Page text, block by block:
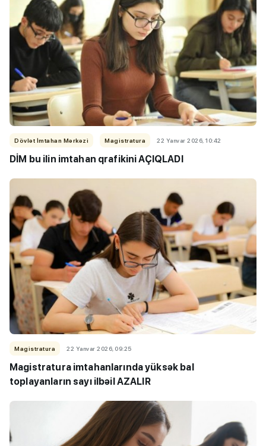
Dövlət İmtahan Mərkəzi Magistratura 22 Yanvar 2026, 10:42
DİM bu ilin imtahan qrafikini AÇIQLADI
Magistratura 22 Yanvar 2026, 09:25
Magistratura imtahanlarında yüksək bal
toplayanların sayı ilbəil AZALIR